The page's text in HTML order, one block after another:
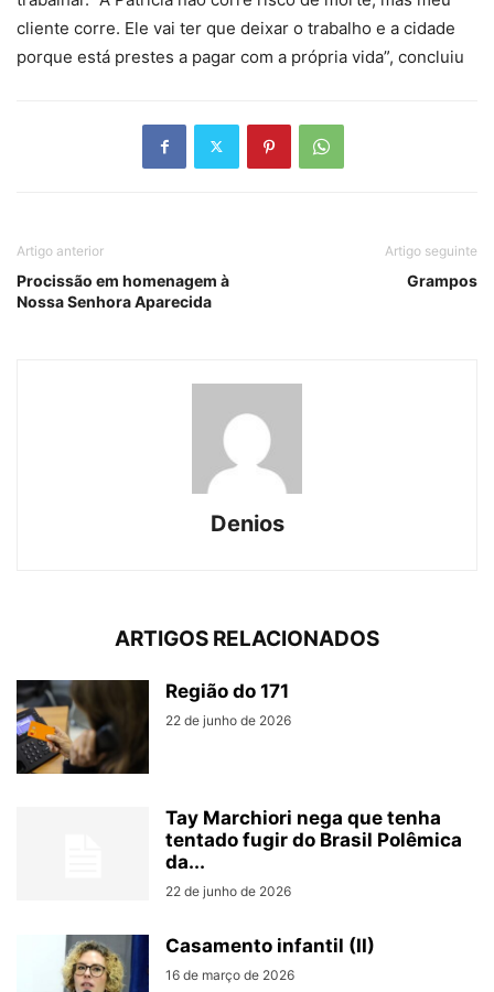
cliente corre. Ele vai ter que deixar o trabalho e a cidade
porque está prestes a pagar com a própria vida”, concluiu
Artigo anterior
Procissão em homenagem à
Nossa Senhora Aparecida
Artigo seguinte
Grampos
Denios
ARTIGOS RELACIONADOS
Região do 171
22 de junho de 2026
Tay Marchiori nega que tenha
tentado fugir do Brasil Polêmica
da...
22 de junho de 2026
Casamento infantil (II)
16 de março de 2026